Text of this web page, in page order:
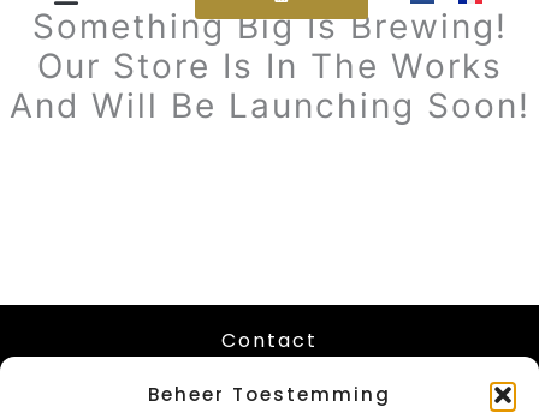
Beheer Toestemming
Something Big Is Brewing!
Our Store Is In The Works
And Will Be Launching Soon!
Contact
Leuvenstesteenweg 416
B-1030 Schaarbeek – Brussels